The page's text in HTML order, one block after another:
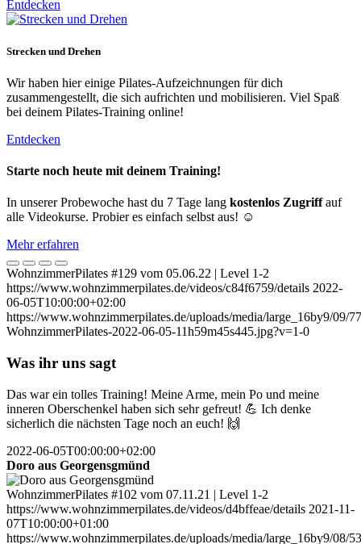
Entdecken
Strecken und Drehen
Wir haben hier einige Pilates-Aufzeichnungen für dich
zusammengestellt, die sich aufrichten und mobilisieren. Viel Spaß
bei deinem Pilates-Training online!
Entdecken
Starte noch heute mit deinem Training!
In unserer Probewoche hast du 7 Tage lang kostenlos Zugriffauf
alle Videokurse. Probier es einfach selbst aus! ☺️
Mehr erfahren
WohnzimmerPilates #129 vom 05.06.22 | Level 1-2
https://www.wohnzimmerpilates.de/videos/c84f6759/details 2022-
06-05T10:00:00+02:00
https://www.wohnzimmerpilates.de/uploads/media/large_16by9/09/
WohnzimmerPilates-2022-06-05-11h59m45s445.jpg?v=1-0
Was ihr uns sagt
Das war ein tolles Training! Meine Arme, mein Po und meine
inneren Oberschenkel haben sich sehr gefreut! 💪 Ich denke
sicherlich die nächsten Tage noch an euch! 🙌
2022-06-05T00:00:00+02:00
Doro aus Georgensgmünd
WohnzimmerPilates #102 vom 07.11.21 | Level 1-2
https://www.wohnzimmerpilates.de/videos/d4bffeae/details 2021-11-
07T10:00:00+01:00
https://www.wohnzimmerpilates.de/uploads/media/large_16by9/08/